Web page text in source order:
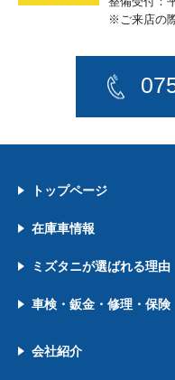
※ご来店の
トップページ
在庫車情報
ミズタニが選ばれる理由
車検・鈑金・修理・保険
会社紹介